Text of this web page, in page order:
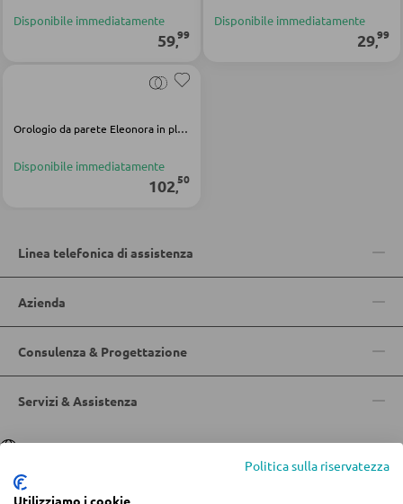
Specchi da bagno
MOBILI BAR
Sgabelli da bar
Carrelli da portata
Carrelli da bar
Tavoli da pranzo
Tavolini da caffé
Toeletta da trucco
Sedie da pranzo
Disponibile immediatamente
59,99
Disponibile immediatamente
29,99
Orologio da parete Eleonora in plastica nera
Disponibile immediatamente
102,50
Linea telefonica di assistenza
Azienda
Consulenza & Progettazione
Servizi & Assistenza
LinguaDeutsch|Italiano
Politica sulla riservatezza
Utilizziamo i cookie